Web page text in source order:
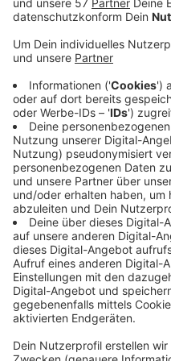
Bethesda sieben
Intensivstation. Im
Petrus-Krankenhaus
der Intensivpatienten
Situation unter
es aber nicht mehr,
Das Problem sei vor
Corona-
Dadurch werde das
wenn immer noch
In den nächsten
Krankenhäuser mit
Für den Fall haben sie
ausgearbeitet: Mehr
Stationen auf die
lebensnotwendige
Krankenhäuser fühlen
Veröffentlicht: Mittwoch,